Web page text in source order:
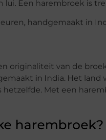
lui. Een harembroek is
originaliteit van de
in India. Het land
Met een
harembroek?